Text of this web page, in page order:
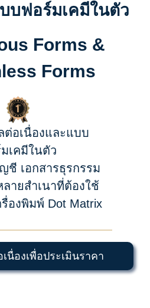
บฟอร์มเคมีในตัว
Forms &
Forms
ต่อเนื่องและแบบ
เคมีในตัว
ชี เอกสารธุรกรรม
ลายสำเนาที่ต้องใช้
องพิมพ์ Dot Matrix
นื่องเพื่อประเมินราคา